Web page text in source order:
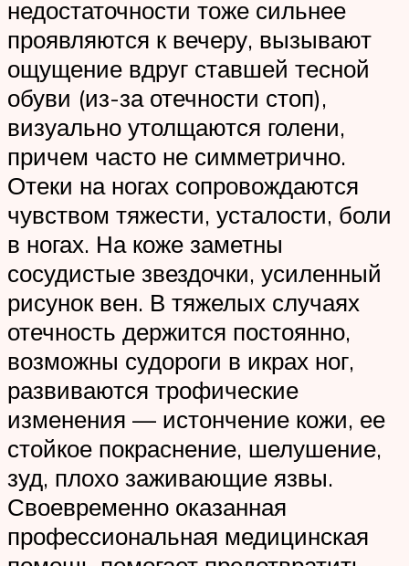
недостаточности тоже сильнее
проявляются к вечеру, вызывают
ощущение вдруг ставшей тесной
обуви (из-за отечности стоп),
визуально утолщаются голени,
причем часто не симметрично.
Отеки на ногах сопровождаются
чувством тяжести, усталости, боли
в ногах. На коже заметны
сосудистые звездочки, усиленный
рисунок вен. В тяжелых случаях
отечность держится постоянно,
возможны судороги в икрах ног,
развиваются трофические
изменения — истончение кожи, ее
стойкое покраснение, шелушение,
зуд, плохо заживающие язвы.
Своевременно оказанная
профессиональная медицинская